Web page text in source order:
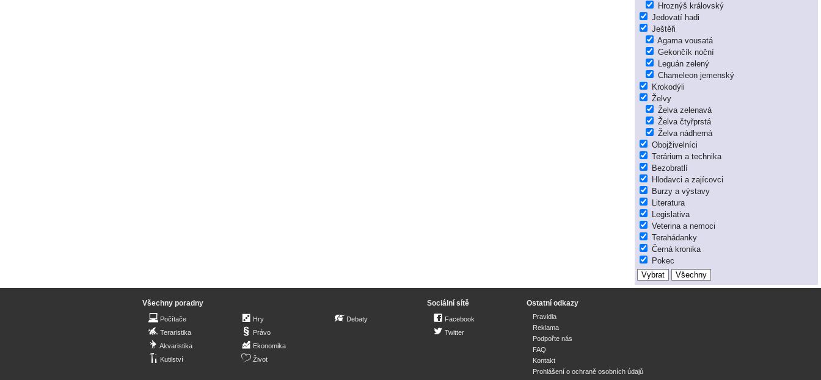
Hroznýš královský
Jedovatí hadi
Ještěři
Agama vousatá
Gekončík noční
Leguán zelený
Chameleon jemenský
Krokodýli
Želvy
Želva zelenavá
Želva čtyřprstá
Želva nádherná
Obojživelníci
Terárium a technika
Bezobratlí
Hlodavci a zajícovci
Burzy a výstavy
Literatura
Legislativa
Veterina a nemoci
Terahádanky
Černá kronika
Pokec
Všechny poradny
Počítače
Teraristika
Akvaristika
Kutilství
Hry
Právo
Ekonomika
Život
Debaty
Sociální sítě
Facebook
Twitter
Ostatní odkazy
Pravidla
Reklama
Podpořte nás
FAQ
Kontakt
Prohlášení o ochraně osobních údajů